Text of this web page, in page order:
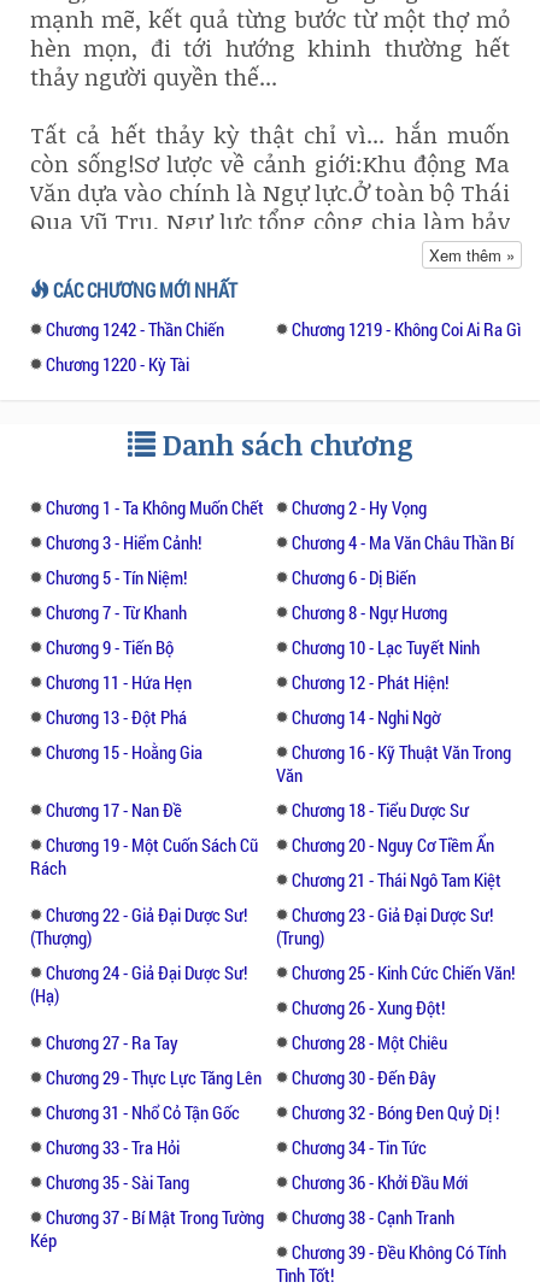
mạnh mẽ, kết quả từng bước từ một thợ mỏ
hèn mọn, đi tới hướng khinh thường hết
thảy người quyền thế...
Tất cả hết thảy kỳ thật chỉ vì... hắn muốn
còn sống!Sơ lược về cảnh giới:Khu động Ma
Văn dựa vào chính là Ngự lực.Ở toàn bộ Thái
Qua Vũ Trụ, Ngự lực tổng cộng chia làm bảy
đại cảnh giới: Ngự Đồ, Ngự Giả, Ngự Sư, Đại
Ngự Sư, Ngự Hồn, Ngự Không cùng với Ngự
Thần.
Chỉ có Ngự Đồ chia làm mười cấp.Ngoài ra
cấp.Đánh giá của người dịch: Nhóm dịch
thiết nghĩ đây là một bộ truyện đáng dịch,
độc giả...
Xem thêm »
CÁC CHƯƠNG MỚI NHẤT
Chương 1242 - Thần Chiến
Chương 1219 - Không Coi Ai Ra Gì
Chương 1220 - Kỳ Tài
Danh sách chương
Chương 1 - Ta Không Muốn Chết
Chương 2 - Hy Vọng
Chương 3 - Hiểm Cảnh!
Chương 4 - Ma Văn Châu Thần Bí
Chương 5 - Tín Niệm!
Chương 6 - Dị Biến
Chương 7 - Từ Khanh
Chương 8 - Ngự Hương
Chương 9 - Tiến Bộ
Chương 10 - Lạc Tuyết Ninh
Chương 11 - Hứa Hẹn
Chương 12 - Phát Hiện!
Chương 13 - Đột Phá
Chương 14 - Nghi Ngờ
Chương 15 - Hoằng Gia
Chương 16 - Kỹ Thuật Văn Trong
Văn
Chương 17 - Nan Đề
Chương 18 - Tiểu Dược Sư
Chương 19 - Một Cuốn Sách Cũ
Rách
Chương 20 - Nguy Cơ Tiềm Ẩn
Chương 21 - Thái Ngô Tam Kiệt
Chương 22 - Giả Đại Dược Sư!
(Thượng)
Chương 23 - Giả Đại Dược Sư!
(Trung)
Chương 24 - Giả Đại Dược Sư!
(Hạ)
Chương 25 - Kinh Cức Chiến Văn!
Chương 26 - Xung Đột!
Chương 27 - Ra Tay
Chương 28 - Một Chiêu
Chương 29 - Thực Lực Tăng Lên
Chương 30 - Đến Đây
Chương 31 - Nhổ Cỏ Tận Gốc
Chương 32 - Bóng Đen Quỷ Dị !
Chương 33 - Tra Hỏi
Chương 34 - Tin Tức
Chương 35 - Sài Tang
Chương 36 - Khởi Đầu Mới
Chương 37 - Bí Mật Trong Tường
Kép
Chương 38 - Cạnh Tranh
Chương 39 - Đều Không Có Tính
Tình Tốt!